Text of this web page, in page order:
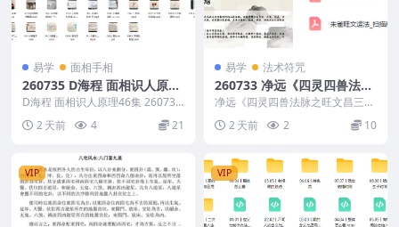
易学 面相手相
260735 D海程 面相识人原理
46集
D海程 面相识人原理46集 260735
├── 008.公益直播-鼻子的秘密....
2 天前 4 21
易学 法术符咒
260733 净远《四灵四兽法脉
之旺文昌三法》音频+文档
净远《四灵四兽法脉之旺文昌三
法》音频+文档 260733 以下内容
为整理的相关资...
2 天前 2 10
VIP VIP